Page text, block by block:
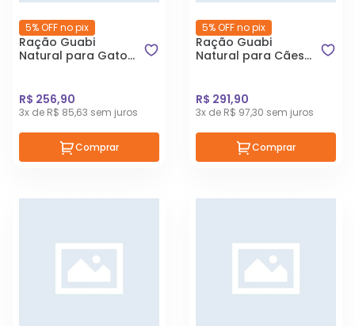
5% OFF no pix
Ração Guabi
Natural para Gatos
Integral 7,5kg
R$ 256,90
3x de R$ 85,63 sem juros
Comprar
5% OFF no pix
Ração Guabi
Natural para Cães
Sabor Cordeiro e
Aveia 12kg
R$ 291,90
3x de R$ 97,30 sem juros
Comprar